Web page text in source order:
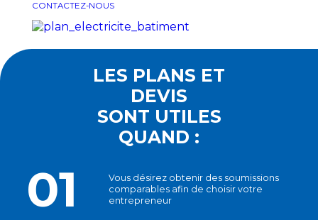
CONTACTEZ-NOUS
LES PLANS ET
DEVIS
SONT UTILES
QUAND :
01
Vous désirez obtenir des soumissions
comparables afin de choisir votre
entrepreneur